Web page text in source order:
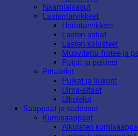
Naamiaisasut
Lastentarvikkeet
Hoitotarvikkeet
Lasten astiat
Lasten kalusteet
Muovitettu frotee ja
Patjat ja peitteet
Pihaleikit
Pulkat ja liukurit
Uima-altaat
Ulkolelut
Saappaat ja sadeasut
Kumisaappaat
Aikuisten